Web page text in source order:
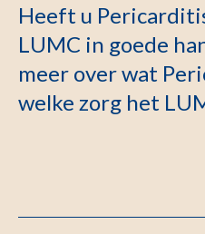
Heeft u
LUMC in goede
meer over wat
welke zorg het